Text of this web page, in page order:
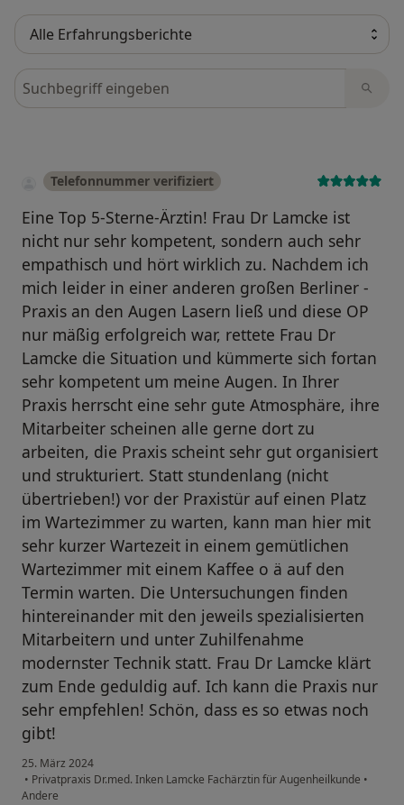
Bewertungen durchsuchen
Telefonnummer verifiziert
Eine Top 5-Sterne-Ärztin! Frau Dr Lamcke ist
nicht nur sehr kompetent, sondern auch sehr
empathisch und hört wirklich zu. Nachdem ich
mich leider in einer anderen großen Berliner -
Praxis an den Augen Lasern ließ und diese OP
nur mäßig erfolgreich war, rettete Frau Dr
Lamcke die Situation und kümmerte sich fortan
sehr kompetent um meine Augen. In Ihrer
Praxis herrscht eine sehr gute Atmosphäre, ihre
Mitarbeiter scheinen alle gerne dort zu
arbeiten, die Praxis scheint sehr gut organisiert
und strukturiert. Statt stundenlang (nicht
übertrieben!) vor der Praxistür auf einen Platz
im Wartezimmer zu warten, kann man hier mit
sehr kurzer Wartezeit in einem gemütlichen
Wartezimmer mit einem Kaffee o ä auf den
Termin warten. Die Untersuchungen finden
hintereinander mit den jeweils spezialisierten
Mitarbeitern und unter Zuhilfenahme
modernster Technik statt. Frau Dr Lamcke klärt
zum Ende geduldig auf. Ich kann die Praxis nur
sehr empfehlen! Schön, dass es so etwas noch
gibt!
25. März 2024
• Privatpraxis Dr.med. Inken Lamcke Fachärztin für Augenheilkunde •
Andere